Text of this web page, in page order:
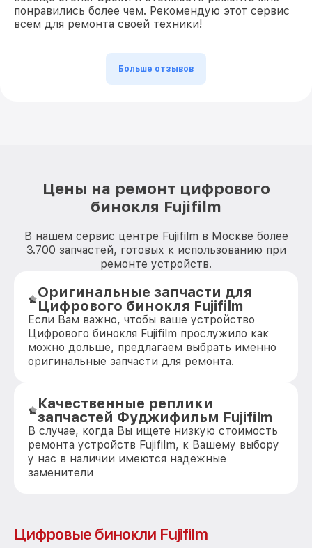
понравились более чем. Рекомендую этот сервис
всем для ремонта своей техники!
Больше отзывов
Цены на ремонт цифрового
бинокля Fujifilm
В нашем сервис центре Fujifilm в Москве более
3.700 запчастей, готовых к использованию при
ремонте устройств.
Оригинальные запчасти для
Цифрового бинокля Fujifilm
Если Вам важно, чтобы ваше устройство
Цифрового бинокля Fujifilm прослужило как
можно дольше, предлагаем выбрать именно
оригинальные запчасти для ремонта.
Качественные реплики
запчастей Фуджифильм Fujifilm
В случае, когда Вы ищете низкую стоимость
ремонта устройств Fujifilm, к Вашему выбору
у нас в наличии имеются надежные
заменители
Цифровые бинокли Fujifilm